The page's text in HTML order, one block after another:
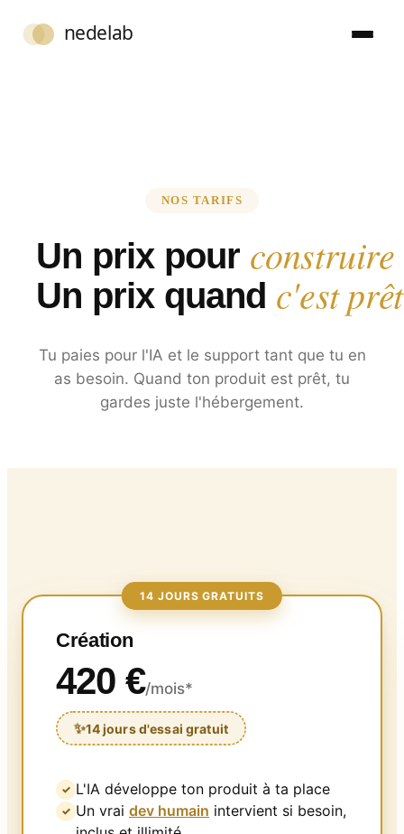
Français Se connecter
NOS TARIFS
Un prix pour construire
Un prix quand c'est prêt
Tu paies pour l'IA et le support tant que tu en
as besoin. Quand ton produit est prêt, tu
gardes juste l'hébergement.
14 JOURS GRATUITS
Création
420 €/mois*
14 jours d'essai gratuit
✓ L'IA développe ton produit à ta place
✓ Un vrai dev humain intervient si besoin,